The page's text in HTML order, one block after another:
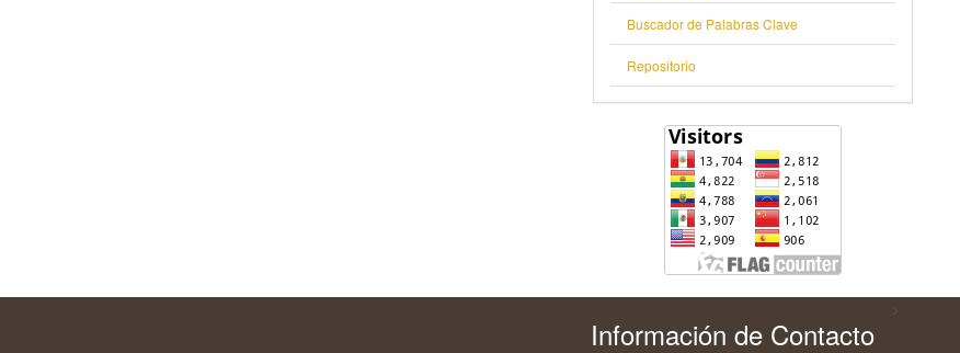
Buscador de Palabras Clave
Repositorio
Información de Contacto
>